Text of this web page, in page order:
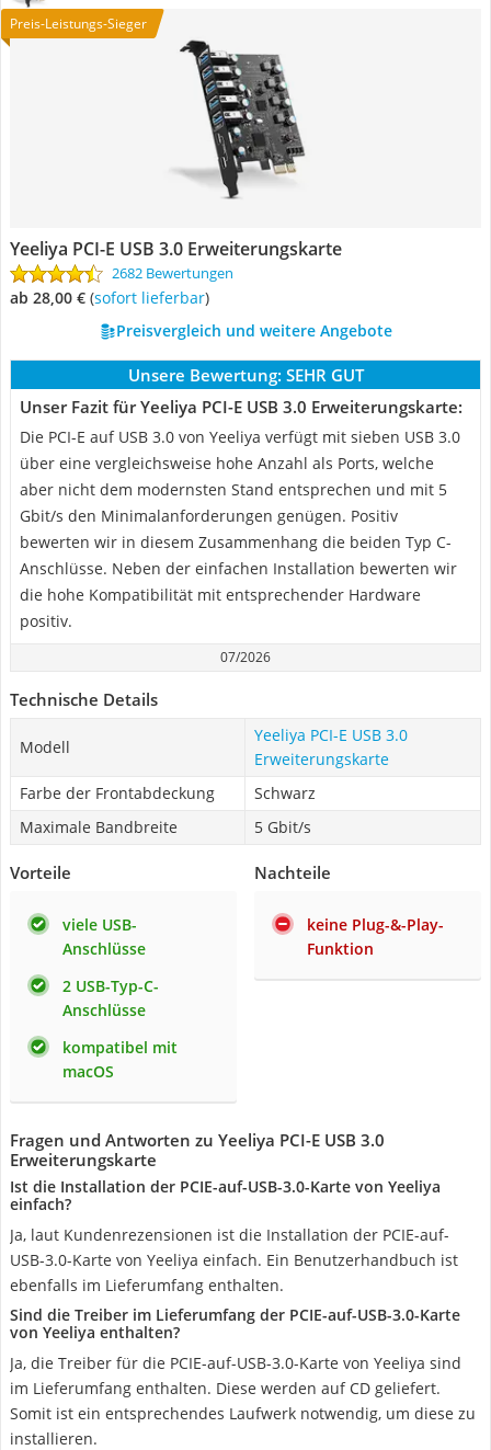
Preis-Leistungs-Sieger
Yeeliya PCI-E USB 3.0 Erweiterungskarte
2682 Bewertungen
ab 28,00 € ( Sofort lieferbar)
Preisvergleich und weitere Angebote
Unsere Bewertung: SEHR GUT
Unser Fazit für Yeeliya PCI-E USB 3.0 Erweiterungskarte:
Die PCI-E auf USB 3.0 von Yeeliya verfügt mit sieben USB 3.0
über eine vergleichsweise hohe Anzahl als Ports, welche
aber nicht dem modernsten Stand entsprechen und mit 5
Gbit/s den Minimalanforderungen genügen. Positiv
bewerten wir in diesem Zusammenhang die beiden Typ C-
Anschlüsse. Neben der einfachen Installation bewerten wir
die hohe Kompatibilität mit entsprechender Hardware
positiv.
07/2026
Technische Details
Modell
Yeeliya PCI-E USB 3.0
Erweiterungskarte
Farbe der Frontabdeckung
Schwarz
Maximale Bandbreite
5 Gbit/s
Vorteile
viele USB-
Anschlüsse
2 USB-Typ-C-
Anschlüsse
kompatibel mit
macOS
Nachteile
keine Plug-&-Play-
Funktion
Fragen und Antworten zu Yeeliya PCI-E USB 3.0
Erweiterungskarte
Ist die Installation der PCIE-auf-USB-3.0-Karte von Yeeliya
einfach?
Ja, laut Kundenrezensionen ist die Installation der PCIE-auf-
USB-3.0-Karte von Yeeliya einfach. Ein Benutzerhandbuch ist
ebenfalls im Lieferumfang enthalten.
Sind die Treiber im Lieferumfang der PCIE-auf-USB-3.0-Karte
von Yeeliya enthalten?
Ja, die Treiber für die PCIE-auf-USB-3.0-Karte von Yeeliya sind
im Lieferumfang enthalten. Diese werden auf CD geliefert.
Somit ist ein entsprechendes Laufwerk notwendig, um diese zu
installieren.